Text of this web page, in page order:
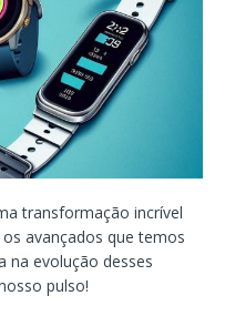
transformação incrível
avançados que temos
na evolução desses
pulso!